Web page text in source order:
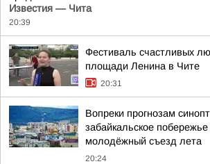
Известия — Чита
20:39
Фестиваль счастливых
площади Ленина в Чите
20:31
Вопреки прогнозам
забайкальское
молодёжный съезд лета
20:24